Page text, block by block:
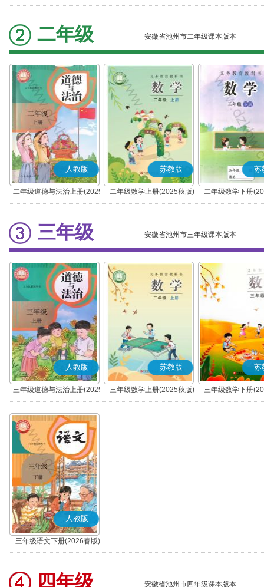
秋版)(部编版)
春版)(部编版)
二年级 安徽省池州市二年级课本版本
人教版
二年级道德与法治上册(2025
秋版)(部编版)
苏教版
二年级数学上册(2025秋版)
苏
二年级数学下册
三年级 安徽省池州市三年级课本版本
人教版
三年级道德与法治上册(2025
秋版)(部编版)
苏教版
三年级数学上册(2025秋版)
苏
三年级数学下册
人教版
三年级语文下册(2026春版)
(部编版)
四年级 安徽省池州市四年级课本版本